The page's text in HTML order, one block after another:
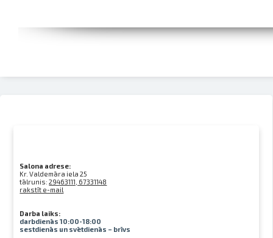
Salona adrese:
Kr. Valdemāra iela 25
tālrunis:29463111, 67331148
rakstīt e-mail
Darba laiks:
darbdienās 10:00-18:00
sestdienās un svētdienās – brīvs